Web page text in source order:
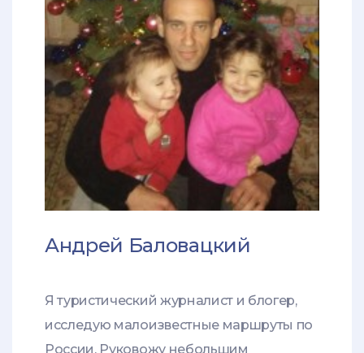
Андрей Баловацкий
Я туристический журналист и блогер,
исследую малоизвестные маршруты по
России. Руковожу небольшим